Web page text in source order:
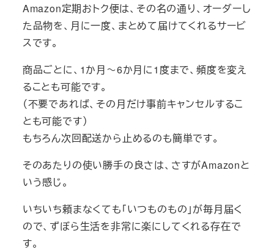
Amazon定期おトク便は、その名の通り、オーダーし
た品物を、月に一度、まとめて届けてくれるサービ
スです。
商品ごとに、1か月～6か月に1度まで、頻度を変え
ることも可能です。
（不要であれば、その月だけ事前キャンセルするこ
とも可能です）
もちろん次回配送から止めるのも簡単です。
そのあたりの使い勝手の良さは、さすがAmazonと
いう感じ。
いちいち頼まなくても「いつものもの」が毎月届く
ので、ずぼら生活を非常に楽にしてくれる存在で
す。